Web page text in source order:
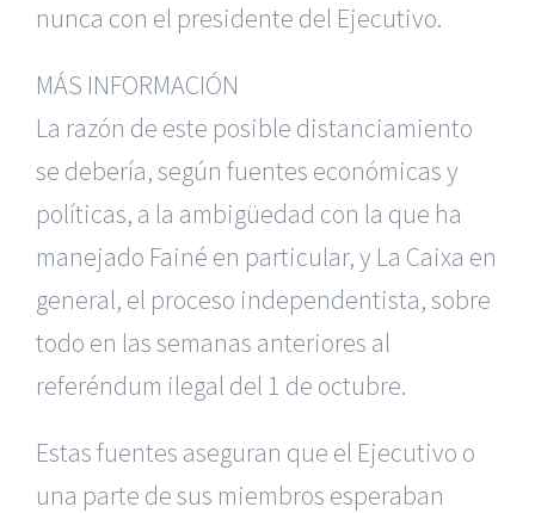
nunca con el presidente del Ejecutivo.
MÁS INFORMACIÓN
La razón de este posible distanciamiento
se debería, según fuentes económicas y
políticas, a la ambigüedad con la que ha
manejado Fainé en particular, y La Caixa en
general, el proceso independentista, sobre
todo en las semanas anteriores al
referéndum ilegal del 1 de octubre.
Estas fuentes aseguran que el Ejecutivo o
una parte de sus miembros esperaban